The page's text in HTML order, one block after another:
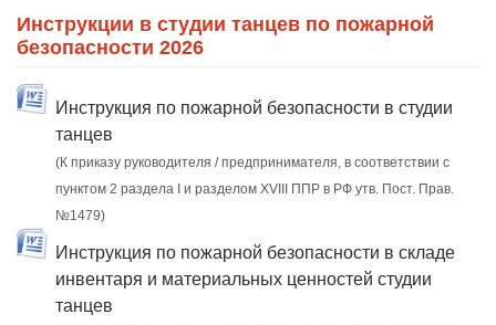
Инструкции в студии танцев по пожарной
безопасности 2026
Инструкция по пожарной безопасности в студии
танцев
(К приказу руководителя / предпринимателя, в соответствии с
пунктом 2 раздела I и разделом XVIII ППР в РФ утв. Пост. Прав.
№1479)
Инструкция по пожарной безопасности в складе
инвентаря и материальных ценностей студии
танцев